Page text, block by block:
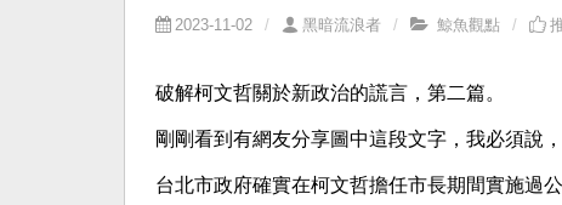
2023-11-02 黑暗流浪者 鯨魚觀點
破解柯文哲關於新政治的謊言，第二篇。
剛剛看到有網友分享圖中這段文字，我必須說
台北市政府確實在柯文哲擔任市長期間實施過